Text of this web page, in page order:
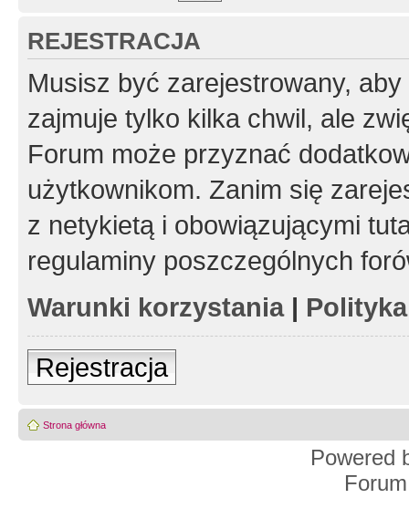
REJESTRACJA
Musisz być zarejestrowany,
zajmuje tylko kilka chwil, ale
Forum może przyznać
użytkownikom. Zanim się
z netykietą i obowiązującymi
regulaminy poszczególnych
Warunki korzystania|
Rejestracja
Strona główna
Powered